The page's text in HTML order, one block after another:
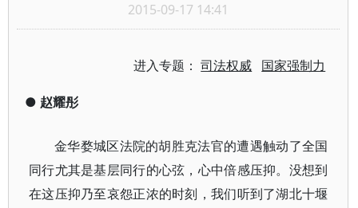
2015-09-17 14:41
进入专题：司法权威 国家强制力
● 赵耀彤
金华婺城区法院的胡胜克法官的遭遇触动了全国
同行尤其是基层同行的心弦，心中倍感压抑。没想到
在这压抑乃至哀怨正浓的时刻，我们听到了湖北十堰